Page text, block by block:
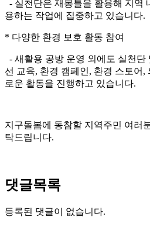
- 실천단은 재봉틀을 활용해 지역
용하는 작업에 집중하고 있습니다.
* 다양한 환경 보호 활동 참여
- 새활용 공방 운영 외에도 실천단
선 교육, 환경 캠페인, 환경 스토어,
로운 활동을 진행하고 있습니다.
지구돌봄에 동참할 지역주민 여러
탁드립니다.
댓글목록
등록된 댓글이 없습니다.